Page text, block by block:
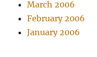
March 2006
February 2006
January 2006